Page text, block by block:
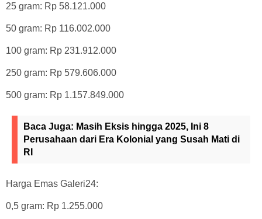
25 gram: Rp 58.121.000
50 gram: Rp 116.002.000
100 gram: Rp 231.912.000
250 gram: Rp 579.606.000
500 gram: Rp 1.157.849.000
Baca Juga: Masih Eksis hingga 2025, Ini 8
Perusahaan dari Era Kolonial yang Susah Mati di
RI
Harga Emas Galeri24:
0,5 gram: Rp 1.255.000